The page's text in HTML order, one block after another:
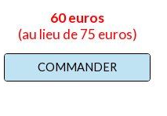
60 euros
(au lieu de75 euros)
COMMANDER